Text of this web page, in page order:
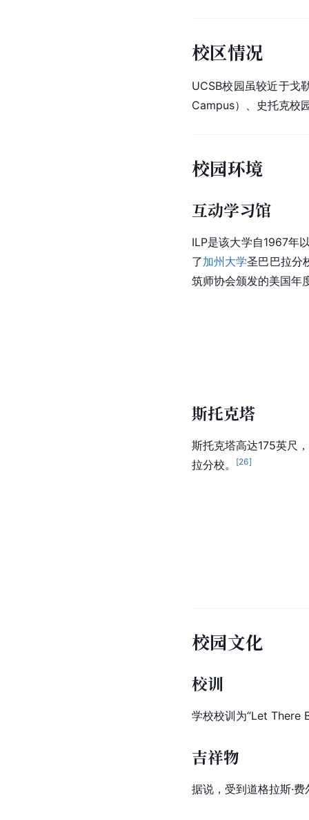
校区情况
UCSB校园虽较近于戈
Campus）、史托克校
校园环境
互动学习馆
ILP是该大学自1967年
了加州大学圣巴巴拉分
筑师协会颁发的美国年
斯托克塔
斯托克塔高达175英尺
拉分校。
[26]
校园文化
校训
学校校训为“Let There
吉祥物
据说，受到道格拉斯·